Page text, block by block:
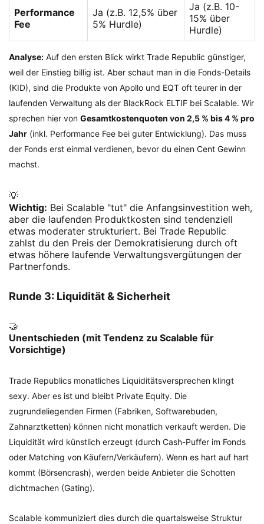
Performance
Fee
Ja (z.B. 12,5% über
5% Hurdle)
Ja (z.B. 10-
15% über
Hurdle)
Analyse: Auf den ersten Blick wirkt Trade Republic günstiger,
weil der Einstieg billig ist. Aber schaut man in die Fonds-Details
(KID), sind die Produkte von Apollo und EQT oft teurer in der
laufenden Verwaltung als der BlackRock ELTIF bei Scalable. Wir
sprechen hier von Gesamtkostenquoten von 2,5 % bis 4 % pro
Jahr (inkl. Performance Fee bei guter Entwicklung). Das muss
der Fonds erst einmal verdienen, bevor du einen Cent Gewinn
machst.
💡
Wichtig: Bei Scalable "tut" die Anfangsinvestition weh,
aber die laufenden Produktkosten sind tendenziell
etwas moderater strukturiert. Bei Trade Republic
zahlst du den Preis der Demokratisierung durch oft
etwas höhere laufende Verwaltungsvergütungen der
Partnerfonds.
Runde 3: Liquidität & Sicherheit
🤝
Unentschieden (mit Tendenz zu Scalable für
Vorsichtige)
Trade Republics monatliches Liquiditätsversprechen klingt
sexy. Aber es ist und bleibt Private Equity. Die
zugrundeliegenden Firmen (Fabriken, Softwarebuden,
Zahnarztketten) können nicht monatlich verkauft werden. Die
Liquidität wird künstlich erzeugt (durch Cash-Puffer im Fonds
oder Matching von Käufern/Verkäufern). Wenn es hart auf hart
kommt (Börsencrash), werden beide Anbieter die Schotten
dichtmachen (Gating).
Scalable kommuniziert dies durch die quartalsweise Struktur